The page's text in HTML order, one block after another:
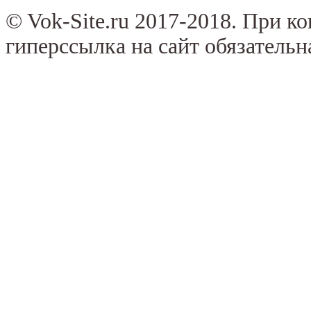
© Vok-Site.ru 2017-2018. При
гиперссылка на сайт